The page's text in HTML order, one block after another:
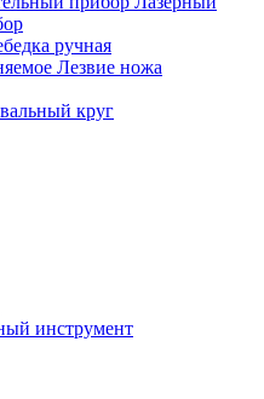
ручная
Лезвие ножа
круг
инструмент